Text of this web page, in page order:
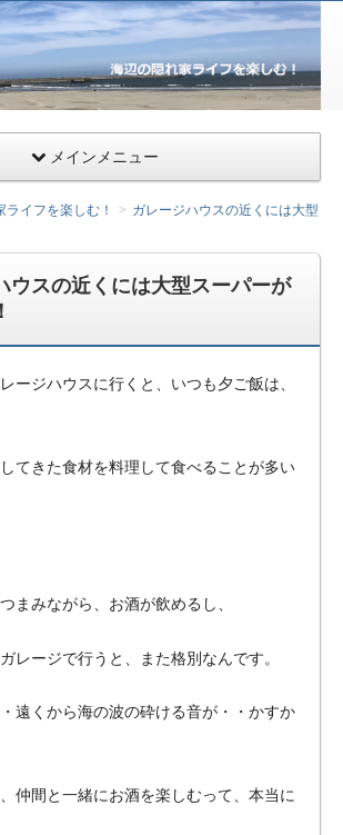
メインメニュー
ライフを楽しむ！
ガレージハウスの近くには大型
ウスの近くには大型スーパーが
ージハウスに行くと、いつも夕ご飯は、
てきた食材を料理して食べることが多い
まみながら、お酒が飲めるし、
レージで行うと、また格別なんです。
遠くから海の波の砕ける音が・・かすか
仲間と一緒にお酒を楽しむって、本当に